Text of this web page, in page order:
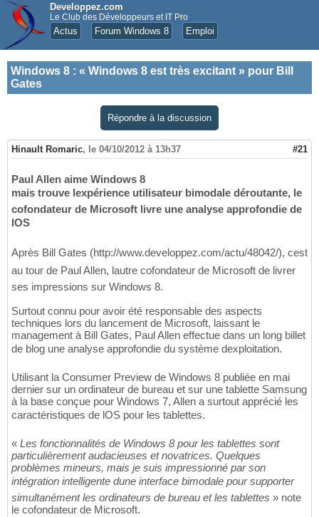
Developpez.com
Le Club des Développeurs et IT Pro
Actus Forum Windows 8 Emploi
Windows 8 : « Windows 8 est très excitant » pour Bill
Gates
Répondre à la discussion
Hinault Romaric, le 04/10/2012 à 13h37 #21
Paul Allen aime Windows 8
mais trouve lexpérience utilisateur bimodale déroutante, le
cofondateur de Microsoft livre une analyse approfondie de
lOS
Après Bill Gates (http://www.developpez.com/actu/48042/), cest
au tour de Paul Allen, lautre cofondateur de Microsoft de livrer
ses impressions sur Windows 8.
Surtout connu pour avoir été responsable des aspects
techniques lors du lancement de Microsoft, laissant le
management à Bill Gates, Paul Allen effectue dans un long billet
de blog une analyse approfondie du système dexploitation.
Utilisant la Consumer Preview de Windows 8 publiée en mai
dernier sur un ordinateur de bureau et sur une tablette Samsung
à la base conçue pour Windows 7, Allen a surtout apprécié les
caractéristiques de lOS pour les tablettes.
« Les fonctionnalités de Windows 8 pour les tablettes sont
particulièrement audacieuses et novatrices. Quelques
problèmes mineurs, mais je suis impressionné par son
intégration intelligente dune interface bimodale pour supporter
simultanément les ordinateurs de bureau et les tablettes » note
le cofondateur de Microsoft.